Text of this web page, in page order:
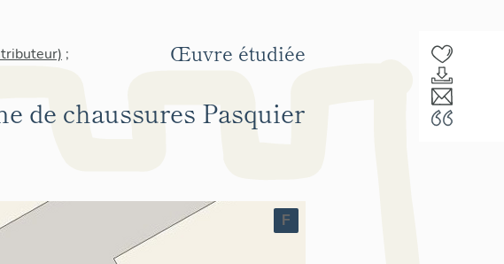
;
de chaussures Pasquier
Œuvre étudiée
F